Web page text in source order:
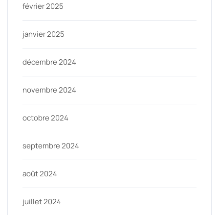
février 2025
janvier 2025
décembre 2024
novembre 2024
octobre 2024
septembre 2024
août 2024
juillet 2024